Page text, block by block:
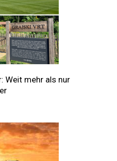
Weit mehr als nur